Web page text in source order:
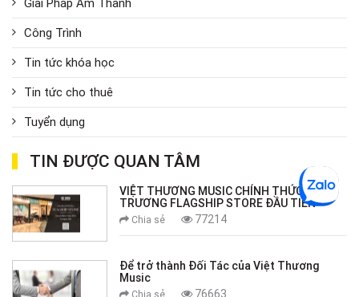
Công Trình
Tin tức khóa học
Tin tức cho thuê
Tuyển dụng
TIN ĐƯỢC QUAN TÂM
VIỆT THƯƠNG MUSIC CHÍNH THỨC KHAI
TRƯƠNG FLAGSHIP STORE ĐẦU TIÊN
Chia sẻ 77214
Để trở thành Đối Tác của Việt Thương
Music
Chia sẻ 76663